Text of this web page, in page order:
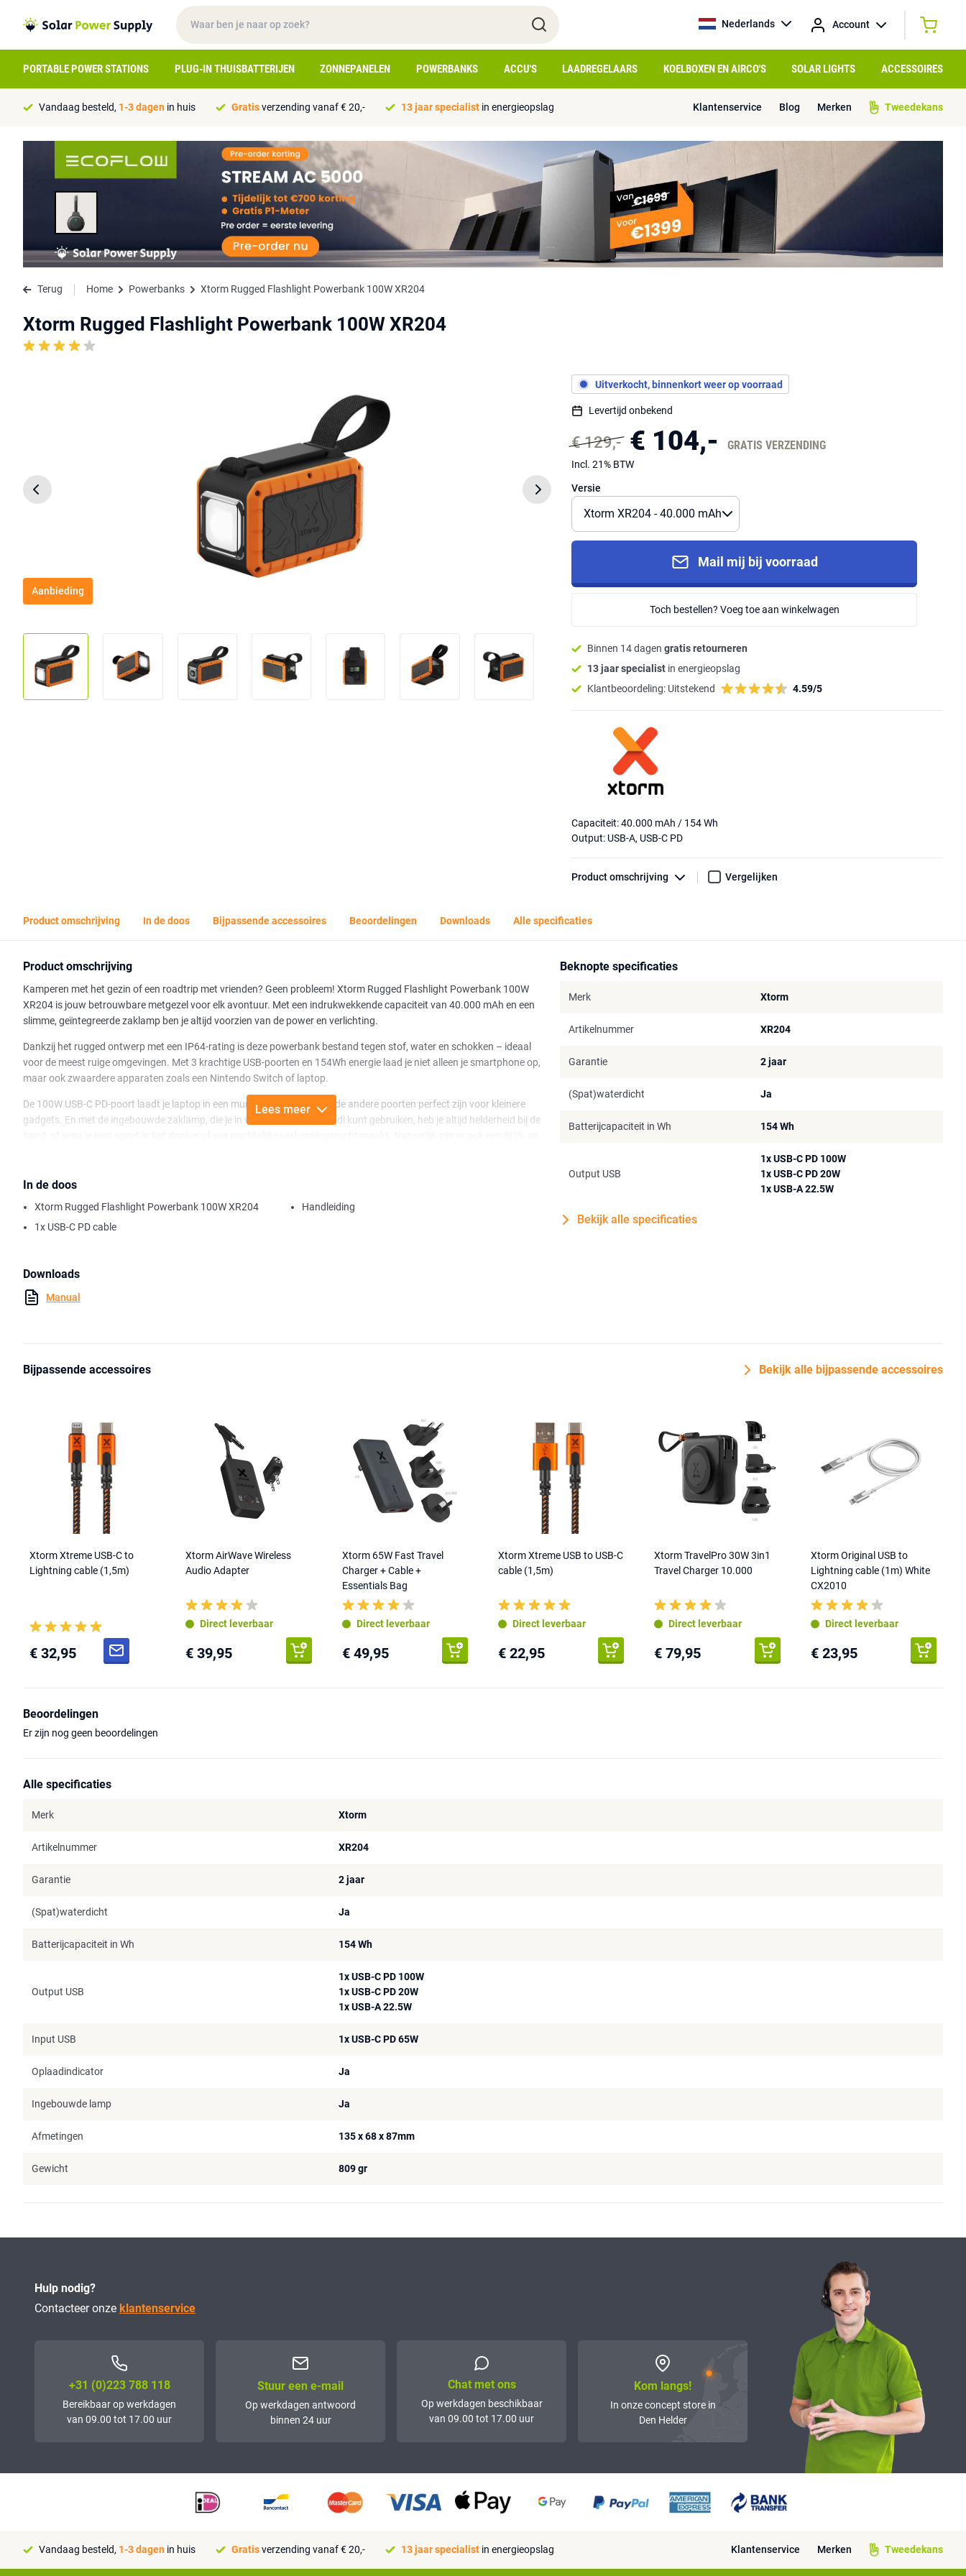
Nederlands Account
PORTABLE POWER STATIONS PLUG-IN THUISBATTERIJEN ZONNEPANELEN POWERBANKS ACCU'S LAADREGELAARS KOELBOXEN EN AIRCO'S SOLAR LIGHTS ACCESSOIRES
Vandaag besteld, 1-3 dagen in huis Gratisverzending vanaf € 20,- 13 jaar specialist in energieopslag Klantenservice Blog Merken Tweedekans
Terug Home Powerbanks Xtorm Rugged Flashlight Powerbank 100W XR204
Xtorm Rugged Flashlight Powerbank 100W XR204
Aanbieding
Uitverkocht, binnenkort weer op voorraad
Levertijd onbekend
€ 129,- € 104,- GRATIS VERZENDING
Incl. 21% BTW
Versie
Mail mij bij voorraad
Toch bestellen? Voeg toe aan winkelwagen
Binnen 14 dagen gratis retourneren
13 jaar specialist in energieopslag
Klantbeoordeling: Uitstekend 4.59/5
Capaciteit: 40.000 mAh / 154 Wh
Output: USB-A, USB-C PD
Product omschrijving Vergelijken
Product omschrijving In de doos Bijpassende accessoires Beoordelingen Downloads Alle specificaties
Product omschrijving
Kamperen met het gezin of een roadtrip met vrienden? Geen probleem! Xtorm Rugged Flashlight Powerbank 100W
XR204 is jouw betrouwbare metgezel voor elk avontuur. Met een indrukwekkende capaciteit van 40.000 mAh en een
slimme, geïntegreerde zaklamp ben je altijd voorzien van de power en verlichting.
Dankzij het rugged ontwerp met een IP64-rating is deze powerbank bestand tegen stof, water en schokken – ideaal
voor de meest ruige omgevingen. Met 3 krachtige USB-poorten en 154Wh energie laad je niet alleen je smartphone op,
maar ook zwaardere apparaten zoals een Nintendo Switch of laptop.
De 100W USB-C PD-poort laadt je laptop in een mum van tijd op, terwijl de andere poorten perfect zijn voor kleinere
gadgets. En met de ingebouwde zaklamp, die je in verschillende lichtmodi kunt gebruiken, heb je altijd helderheid bij de
komt te staan. Ga je off-grid? Laad de XR204 op met het Xtorm SolarBooster 28W opvouwbare zonnepaneel en blijf
in elke situatie voorzien van energie.
Lees meer
In de doos
Xtorm Rugged Flashlight Powerbank 100W XR204
1x USB-C PD cable
Handleiding
Downloads
Manual
Beknopte specificaties
Merk Xtorm
Artikelnummer XR204
Garantie 2 jaar
(Spat)waterdicht Ja
Batterijcapaciteit in Wh 154 Wh
Output USB
1x USB-C PD 100W
1x USB-C PD 20W
1x USB-A 22.5W
Bekijk alle specificaties
Bijpassende accessoires Bekijk alle bijpassende accessoires
Xtorm Xtreme USB-C to
Lightning cable (1,5m)
€ 32,95
Xtorm AirWave Wireless
Audio Adapter
Direct leverbaar
€ 39,95
Xtorm 65W Fast Travel
Charger + Cable +
Essentials Bag
Direct leverbaar
€ 49,95
Xtorm Xtreme USB to USB-C
cable (1,5m)
Direct leverbaar
€ 22,95
Xtorm TravelPro 30W 3in1
Travel Charger 10.000
Direct leverbaar
€ 79,95
Xtorm Original USB to
Lightning cable (1m) White
CX2010
Direct leverbaar
€ 23,95
Beoordelingen
Er zijn nog geen beoordelingen
Alle specificaties
Merk Xtorm
Artikelnummer XR204
Garantie 2 jaar
(Spat)waterdicht Ja
Batterijcapaciteit in Wh 154 Wh
Output USB
1x USB-C PD 100W
1x USB-C PD 20W
1x USB-A 22.5W
Input USB 1x USB-C PD 65W
Oplaadindicator Ja
Ingebouwde lamp Ja
Afmetingen 135 x 68 x 87mm
Gewicht 809 gr
Hulp nodig?
Contacteer onze klantenservice
+31 (0)223 788 118
Bereikbaar op werkdagen
van 09.00 tot 17.00 uur
Stuur een e-mail
Op werkdagen antwoord
binnen 24 uur
Chat met ons
Op werkdagen beschikbaar
van 09.00 tot 17.00 uur
Kom langs!
In onze concept store in
Den Helder
Vandaag besteld, 1-3 dagen in huis Gratisverzending vanaf € 20,- 13 jaar specialist in energieopslag Klantenservice Merken Tweedekans